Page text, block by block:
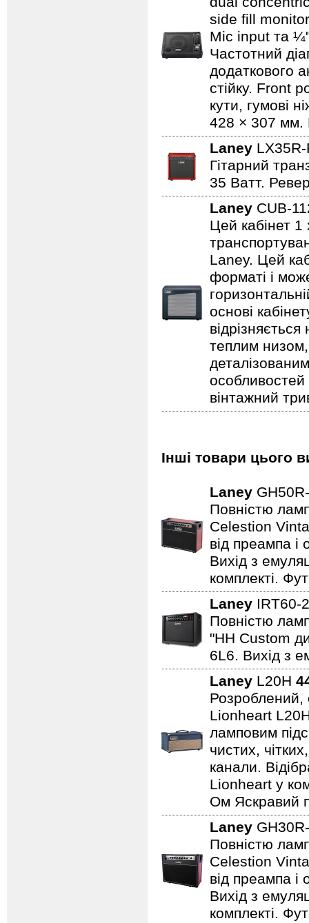
side fill
Mic input та
Частотний
додаткового
стійку. Front
кути, гумові
428 × 307 мм.
Laney
Гітарний
35 Ватт.
Laney CUB-
Цей кабінет 1
Laney. Цей
форматі і
основі
теплим
особливостей
вінтажний
Інші товари цього
Laney
Повністю
Celestion
від преампа
Вихід з
комплекті.
Laney IRT60-
Повністю
"HH Custom
6L6. Вихід з
Laney L20H
Розроблений,
Lionheart
ламповим
чистих,
канали.
Lionheart у
Ом Яскравий
Laney
Повністю
Celestion
від преампа
Вихід з
комплекті.